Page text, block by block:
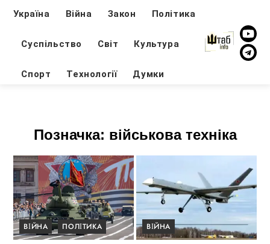
Україна Війна Закон Політика
Суспільство Світ Культура
Спорт Технології Думки
Позначка: військова техніка
ВІЙНА ПОЛІТИКА ВІЙНА